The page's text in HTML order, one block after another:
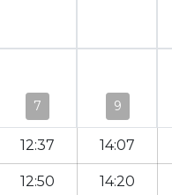
7 9
12:37 14:07
12:50 14:20